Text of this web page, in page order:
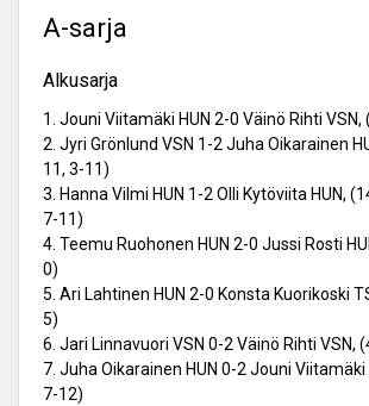
A-sarja
Alkusarja
1. Jouni Viitamäki HUN 2-0 Väinö Rihti VSN,
2. Jyri Grönlund VSN 1-2 Juha Oikarainen
11, 3-11)
3. Hanna Vilmi HUN 1-2 Olli Kytöviita HUN,
7-11)
4. Teemu Ruohonen HUN 2-0 Jussi Rosti
0)
5. Ari Lahtinen HUN 2-0 Konsta Kuorikoski
5)
6. Jari Linnavuori VSN 0-2 Väinö Rihti VSN,
7. Juha Oikarainen HUN 0-2 Jouni Viitamäki
7-12)